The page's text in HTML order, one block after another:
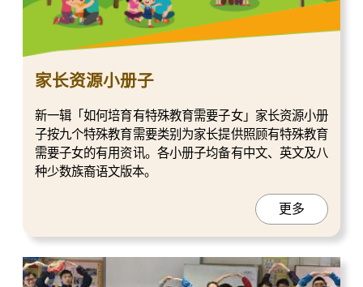
家长资源小册子
新一辑「如何培育有特殊教育需要子女」家长资源小册
子按九个特殊教育需要类别为家长提供照顾有特殊教育
需要子女的有用资讯。各小册子均备有中文、英文及八
种少数族裔语文版本。
更多